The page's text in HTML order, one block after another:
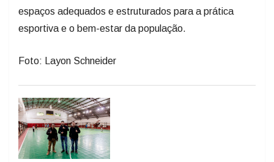
espaços adequados e estruturados para a prática
esportiva e o bem-estar da população.
Foto: Layon Schneider